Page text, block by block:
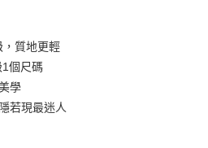
，表示未達大哥付你分期系統評分，恕無
哥付你分期」於每月結算日後寄送繳費提
擇「超商條碼／台灣大直營門市／銀行轉
卡、不需儲值。
再付款。
後付」後，將跳轉至「AFTEE先享後付」
額後，即可完成結帳。
費通知簡訊。
上)免運費
上)免運費
質地更輕
1個尺碼
學
若現最迷人